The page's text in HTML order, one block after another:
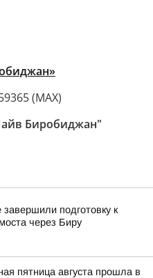
(МАХ)
Биробиджан"
подготовку к
через Биру
пятница августа прошла в